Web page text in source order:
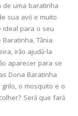
de uma baratinha
sua avó e muito
ideal para o seu
Tânia
irão ajudá-la
aparecer para se
Dona Baratinha
o mosquito e o
Será que fará